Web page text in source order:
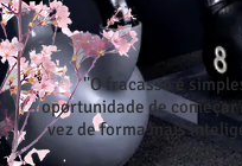
"O fracasso é
oportunidade de começar
vez de forma mais
Ford